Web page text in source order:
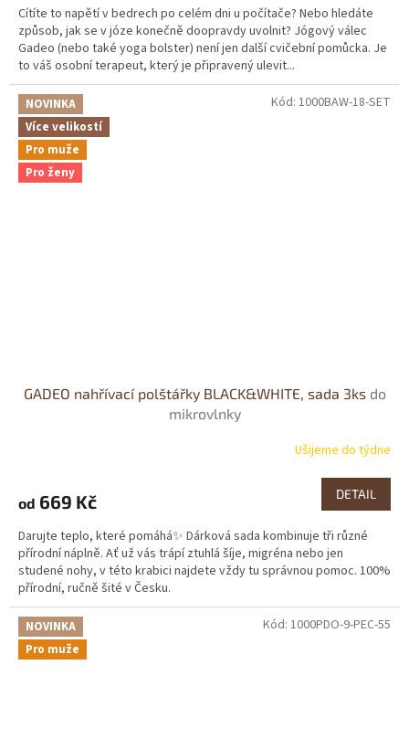
Cítíte to napětí v bedrech po celém dni u počítače? Nebo hledáte
způsob, jak se v józe konečně doopravdy uvolnit? Jógový válec
Gadeo (nebo také yoga bolster) není jen další cvičební pomůcka. Je
to váš osobní terapeut, který je připravený ulevit...
NOVINKA
Více velikostí
Pro muže
Pro ženy
GADEO nahřívací polštářky BLACK&WHITE, sada 3ks do
mikrovlnky
Ušijeme do týdne
od 669 Kč DETAIL
Darujte teplo, které pomáhá✨ Dárková sada kombinuje tři různé
přírodní náplně. Ať už vás trápí ztuhlá šíje, migréna nebo jen
studené nohy, v této krabici najdete vždy tu správnou pomoc. 100%
přírodní, ručně šité v Česku.
Kód: 1000BAW-18-SET
NOVINKA
Pro muže
Kód: 1000PDO-9-PEC-55